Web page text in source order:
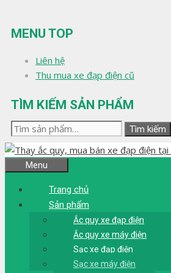
đến
nội
MENU TOP
Liên hệ
Thu mua xe đạp điện cũ
TÌM KIẾM SẢN PHẨM
Tìm
kiếm:
Tìm kiếm
Menu
Trang chủ
Sản phẩm
Ắc quy xe đạp điện
Ắc quy xe máy điện
Sạc xe đạp điện
Sạc xe máy điện